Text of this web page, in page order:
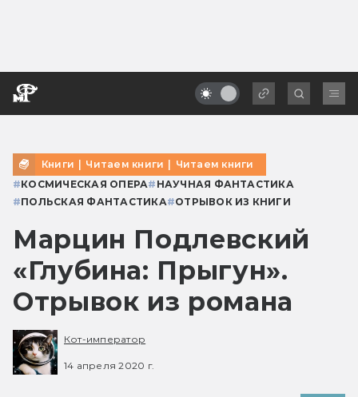
Книги | Читаем книги | Читаем книги
#КОСМИЧЕСКАЯ ОПЕРА# НАУЧНАЯ ФАНТАСТИКА
#ПОЛЬСКАЯ ФАНТАСТИКА#ОТРЫВОК ИЗ КНИГИ
Марцин Подлевский
«Глубина: Прыгун».
Отрывок из романа
Кот-император
14 апреля 2020 г.